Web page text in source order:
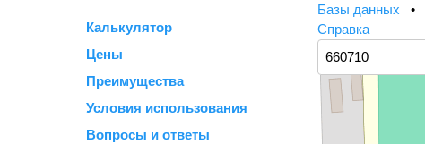
Калькулятор
Цены
Преимущества
Условия использования
Вопросы и ответы
Базы данных •
Справка